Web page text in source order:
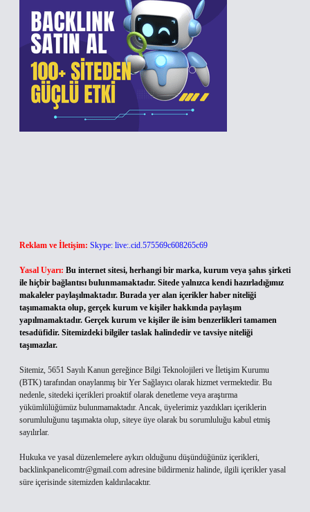
Reklam ve İletişim: Skype: live:.cid.575569c608265c69
Yasal Uyarı: Bu internet sitesi, herhangi bir marka, kurum veya şahıs şirketi
ile hiçbir bağlantısı bulunmamaktadır. Sitede yalnızca kendi hazırladığımız
makaleler paylaşılmaktadır. Burada yer alan içerikler haber niteliği
taşımamakta olup, gerçek kurum ve kişiler hakkında paylaşım
yapılmamaktadır. Gerçek kurum ve kişiler ile isim benzerlikleri tamamen
tesadüfidir. Sitemizdeki bilgiler taslak halindedir ve tavsiye niteliği
taşımazlar.
Sitemiz, 5651 Sayılı Kanun gereğince Bilgi Teknolojileri ve İletişim Kurumu
(BTK) tarafından onaylanmış bir Yer Sağlayıcı olarak hizmet vermektedir. Bu
nedenle, sitedeki içerikleri proaktif olarak denetleme veya araştırma
yükümlülüğümüz bulunmamaktadır. Ancak, üyelerimiz yazdıkları içeriklerin
sorumluluğunu taşımakta olup, siteye üye olarak bu sorumluluğu kabul etmiş
sayılırlar.
Hukuka ve yasal düzenlemelere aykırı olduğunu düşündüğünüz içerikleri,
backlinkpanelicomtr@gmail.com adresine bildirmeniz halinde, ilgili içerikler yasal
süre içerisinde sitemizden kaldırılacaktır.